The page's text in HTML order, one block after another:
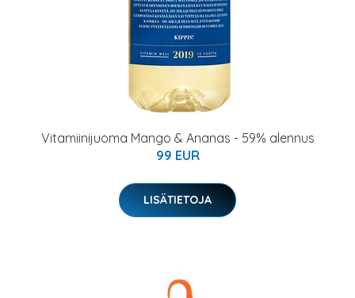
Vitamiinijuoma Mango & Ananas - 59% alennus
99 EUR
LISÄTIETOJA